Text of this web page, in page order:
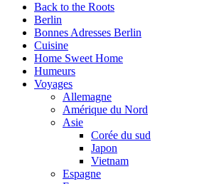
Back to the Roots
Berlin
Bonnes Adresses Berlin
Cuisine
Home Sweet Home
Humeurs
Voyages
Allemagne
Amérique du Nord
Asie
Corée du sud
Japon
Vietnam
Espagne